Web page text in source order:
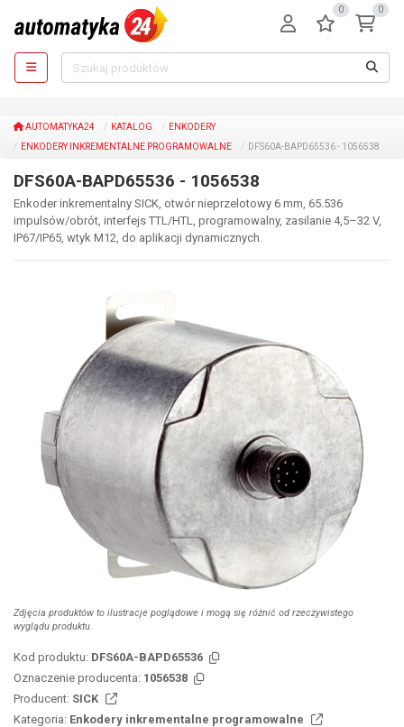
0 0
AUTOMATYKA24 KATALOG
ENKODERY
ENKODERY INKREMENTALNE PROGRAMOWALNE
DFS60A-BAPD65536 - 1056538
DFS60A-BAPD65536 - 1056538
Enkoder inkrementalny SICK, otwór nieprzelotowy 6 mm, 65.536
impulsów/obrót, interfejs TTL/HTL, programowalny, zasilanie 4,5–32 V,
IP67/IP65, wtyk M12, do aplikacji dynamicznych.
Zdjęcia produktów to ilustracje poglądowe i mogą się różnić od rzeczywistego
wyglądu produktu.
Kod produktu: DFS60A-BAPD65536
Oznaczenie producenta: 1056538
Producent: SICK
Kategoria: Enkodery inkrementalne programowalne